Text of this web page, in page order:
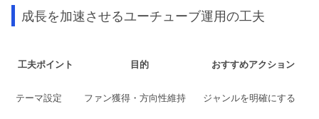
成長を加速させるユーチューブ運用の工夫
工夫ポイント 目的 おすすめアクション
テーマ設定 ファン獲得・方向性維持 ジャンルを明確にする